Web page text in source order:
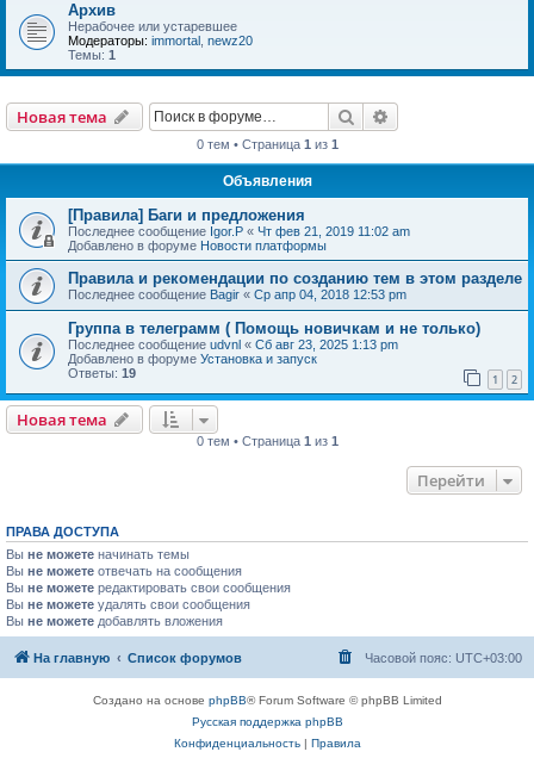
Архив
Нерабочее или устаревшее
Модераторы: immortal newz20
Темы: 1
Новая тема Поиск
0 тем • Страница 1 из 1
Объявления
[Правила] Баги и предложения
Последнее сообщение Igor.P « Чт фев 21, 2019 11:02 am
Добавлено в форуме Новости платформы
Правила и рекомендации по созданию тем в этом разделе
Последнее сообщение Bagir « Ср апр 04, 2018 12:53 pm
Группа в телеграмм ( Помощь новичкам и не только)
Последнее сообщение udvnl « Сб авг 23, 2025 1:13 pm
Добавлено в форуме Установка и запуск
Ответы: 19 1 2
Новая тема
0 тем • Страница 1 из 1
Перейти
ПРАВА ДОСТУПА
Вы не можете начинать темы
Вы не можете отвечать на сообщения
Вы не можете редактировать свои сообщения
Вы не можете удалять свои сообщения
Вы не можете добавлять вложения
На главную Список форумов Часовой пояс: UTC+03:00
Создано на основе phpBB® Forum Software © phpBB Limited
Русская поддержка phpBB
Конфиденциальность| Правила